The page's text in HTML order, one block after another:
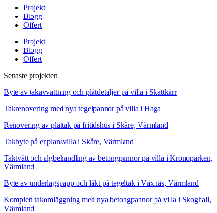
Projekt
Blogg
Offert
Projekt
Blogg
Offert
Senaste projekten
Byte av takavvattning och plåtdetaljer på villa i Skattkärr
Takrenovering med nya tegelpannor på villa i Haga
Renovering av plåttak på fritidshus i Skåre, Värmland
Takbyte på enplansvilla i Skåre, Värmland
Taktvätt och algbehandling av betongpannor på villa i Kronoparken,
Värmland
Byte av underlagspapp och läkt på tegeltak i Våxnäs, Värmland
Komplett takomläggning med nya betongpannor på villa i Skoghall,
Värmland